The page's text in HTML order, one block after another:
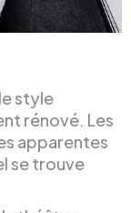
style
rénové. Les
apparentes
se trouve